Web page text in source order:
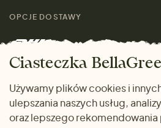
Skontaktuj się z nami
Marki
Mężczyźni
Prezenty
rozmiarach
Zwrot towaru
Dlaczego warto kupować
u nas
OPCJE DOSTAWY
METODY PŁATNOŚCI
Ciasteczka
Używamy plików cookies i
ulepszania naszych usług,
oraz lepszego